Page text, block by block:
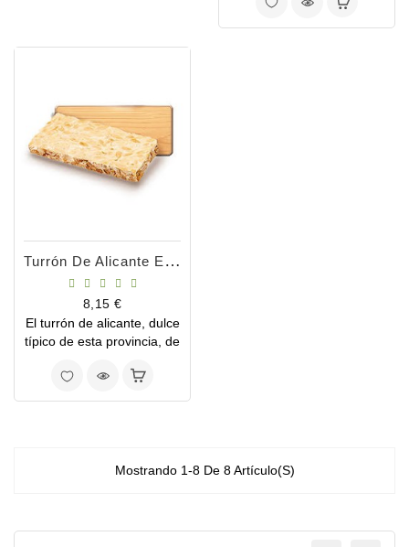
marrón debido a las
Turrón De Alicante Eco 200g
Precio
8,15 €
El turrón de alicante, dulce
típico de esta provincia, de
blanquecino proveniente
dulce.Mostrando 1-8 De 8 Artículo(s)